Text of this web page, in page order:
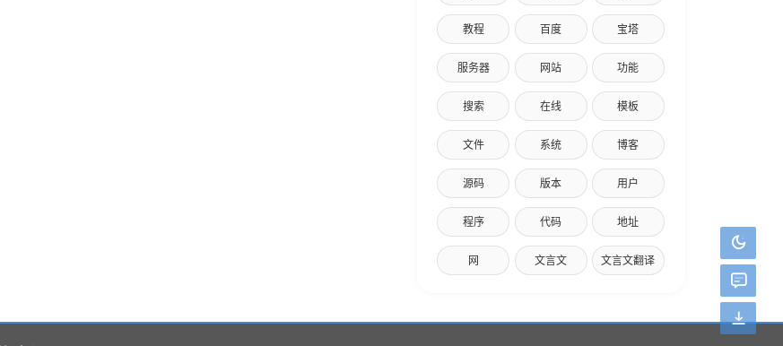
教程 百度 宝塔
服务器 网站 功能
搜索 在线 模板
文件 系统 博客
源码 版本 用户
程序 代码 地址
网 文言文 文言文翻译